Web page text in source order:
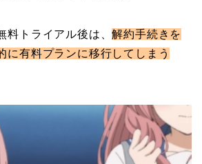
料トライアル後は、解約手続きを
に有料プランに移行してしまう